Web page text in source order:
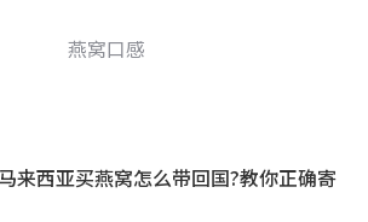
来西亚买燕窝怎么带回国?教你正确寄